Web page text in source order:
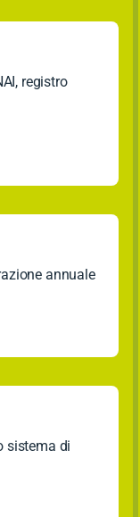
registro
annuale
sistema di